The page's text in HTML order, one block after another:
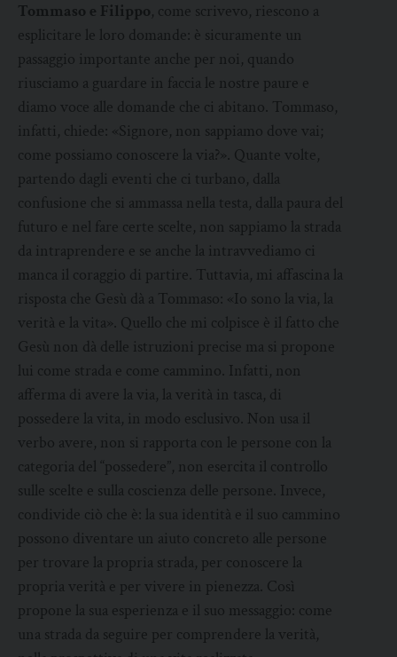
Tommaso e Filippo, come scrivevo, riescono a
esplicitare le loro domande: è sicuramente un
passaggio importante anche per noi, quando
riusciamo a guardare in faccia le nostre paure e
diamo voce alle domande che ci abitano. Tommaso,
infatti, chiede: «Signore, non sappiamo dove vai;
come possiamo conoscere la via?». Quante volte,
partendo dagli eventi che ci turbano, dalla
confusione che si ammassa nella testa, dalla paura del
futuro e nel fare certe scelte, non sappiamo la strada
da intraprendere e se anche la intravvediamo ci
manca il coraggio di partire. Tuttavia, mi affascina la
risposta che Gesù dà a Tommaso: «Io sono la via, la
verità e la vita». Quello che mi colpisce è il fatto che
Gesù non dà delle istruzioni precise ma si propone
lui come strada e come cammino. Infatti, non
afferma di avere la via, la verità in tasca, di
possedere la vita, in modo esclusivo. Non usa il
verbo avere, non si rapporta con le persone con la
categoria del “possedere”, non esercita il controllo
sulle scelte e sulla coscienza delle persone. Invece,
condivide ciò che è: la sua identità e il suo cammino
possono diventare un aiuto concreto alle persone
per trovare la propria strada, per conoscere la
propria verità e per vivere in pienezza. Così
propone la sua esperienza e il suo messaggio: come
una strada da seguire per comprendere la verità,